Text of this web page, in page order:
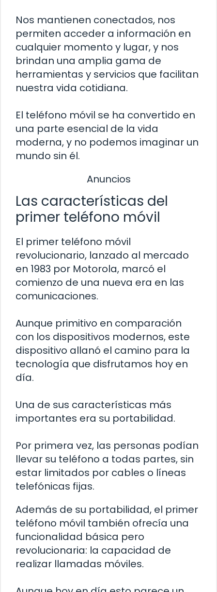
Nos mantienen conectados, nos
permiten acceder a información en
cualquier momento y lugar, y nos
brindan una amplia gama de
herramientas y servicios que facilitan
nuestra vida cotidiana.
El teléfono móvil se ha convertido en
una parte esencial de la vida
moderna, y no podemos imaginar un
mundo sin él.
Anuncios
Las características del
primer teléfono móvil
El primer teléfono móvil
revolucionario, lanzado al mercado
en 1983 por Motorola, marcó el
comienzo de una nueva era en las
comunicaciones.
Aunque primitivo en comparación
con los dispositivos modernos, este
dispositivo allanó el camino para la
tecnología que disfrutamos hoy en
día.
Una de sus características más
importantes era su portabilidad.
Por primera vez, las personas podían
llevar su teléfono a todas partes, sin
estar limitados por cables o líneas
telefónicas fijas.
Además de su portabilidad, el primer
teléfono móvil también ofrecía una
funcionalidad básica pero
revolucionaria: la capacidad de
realizar llamadas móviles.